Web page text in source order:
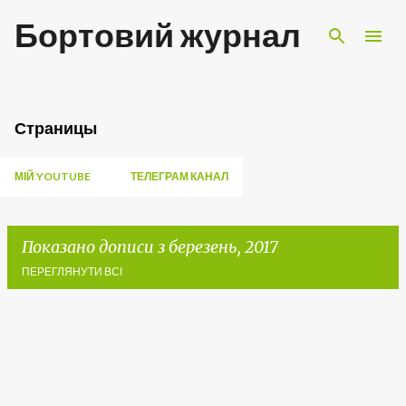
Перейти до основного вмісту
Бортовий журнал
Страницы
МІЙ YOUTUBE ТЕЛЕГРАМ КАНАЛ
Показано дописи з березень, 2017
ПЕРЕГЛЯНУТИ ВСІ